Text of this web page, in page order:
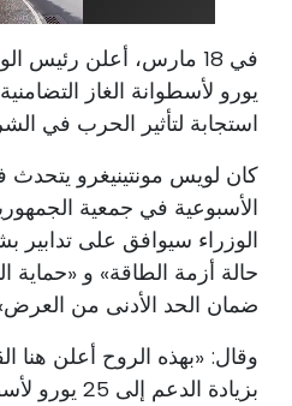
يورو لأسطوانة الغاز التضامنية
استجابة لتأثير الحرب في
كان لويس مونتينيغرو
الأسبوعية في جمعية
الوزراء سيوافق على تدابير
حالة أزمة الطاقة» و «حماية
ضمان الحد الأدنى من
وقال: «بهذه الروح أعلن هنا
بزيادة الدعم